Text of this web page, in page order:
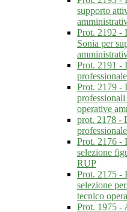
supporto
Prot. 2192 -
Sonia per
Prot. 2191 -
Prot. 2179 -
operative
prot. 2178 -
Prot. 2176 -
selezione
RUP
Prot. 2175 -
selezione
tecnico
Prot. 1975 -